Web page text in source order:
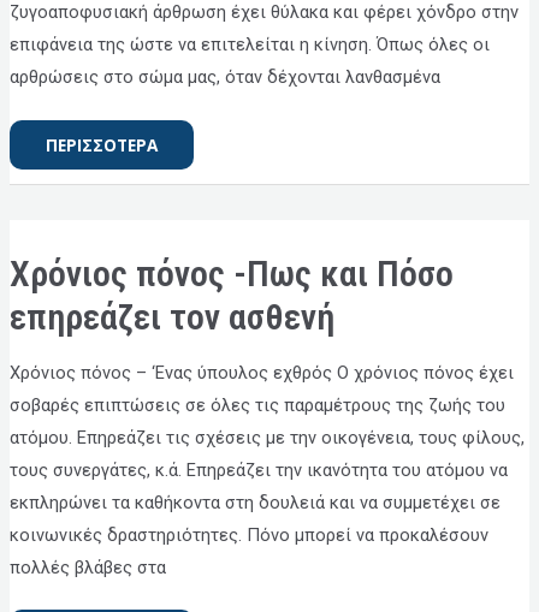
ζυγοαποφυσιακή άρθρωση έχει θύλακα και φέρει χόνδρο στην
επιφάνεια της ώστε να επιτελείται η κίνηση. Όπως όλες οι
αρθρώσεις στο σώμα μας, όταν δέχονται λανθασμένα
ΠΕΡΙΣΣΟΤΕΡΑ
Χρόνιος πόνος -Πως και Πόσο
επηρεάζει τον ασθενή
Χρόνιος πόνος – ‘Ενας ύπουλος εχθρός Ο χρόνιος πόνος έχει
σοβαρές επιπτώσεις σε όλες τις παραμέτρους της ζωής του
ατόμου. Επηρεάζει τις σχέσεις με την οικογένεια, τους φίλους,
τους συνεργάτες, κ.ά. Επηρεάζει την ικανότητα του ατόμου να
εκπληρώνει τα καθήκοντα στη δουλειά και να συμμετέχει σε
κοινωνικές δραστηριότητες. Πόνο μπορεί να προκαλέσουν
πολλές βλάβες στα
ΧΡΌΝΙΟΣ
ΠΌΝΟΣ
-ΠΩΣ
ΚΑΙ
ΠΌΣΟ
ΕΠΗΡΕΆΖΕΙ
ΑΣΘΕΝΉ